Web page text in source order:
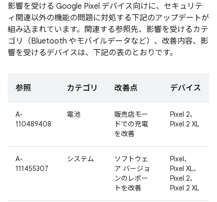
影響を受ける Google Pixel デバイス向けに、セキュリテ
ィ関連以外の機能の問題に対処する下記のアップデートが
組み込まれています。関連する参照先、影響を受けるカテ
ゴリ（Bluetooth やモバイルデータなど）、改善内容、影
響を受けるデバイスは、下記の表のとおりです。
参照 カテゴリ 改善点 デバイス
A-
110489408
電池
販売店モー
ドでの充電
を改善
Pixel 2、
Pixel 2 XL
A-
111455307
システム
ソフトウェ
ア バージョ
ンのレポー
トを改善
Pixel、
Pixel XL、
Pixel 2、
Pixel 2 XL